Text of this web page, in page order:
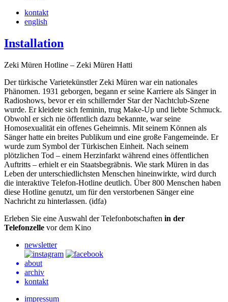
kontakt
english
Installation
Zeki Müren Hotline – Zeki Müren Hatti
Der türkische Varietekünstler Zeki Müren war ein nationales
Phänomen. 1931 geborgen, begann er seine Karriere als Sänger in
Radioshows, bevor er ein schillernder Star der Nachtclub-Szene
wurde. Er kleidete sich feminin, trug Make-Up und liebte Schmuck.
Obwohl er sich nie öffentlich dazu bekannte, war seine
Homosexualität ein offenes Geheimnis. Mit seinem Können als
Sänger hatte ein breites Publikum und eine große Fangemeinde. Er
wurde zum Symbol der Türkischen Einheit. Nach seinem
plötzlichen Tod – einem Herzinfarkt während eines öffentlichen
Auftritts – erhielt er ein Staatsbegräbnis. Wie stark Müren in das
Leben der unterschiedlichsten Menschen hineinwirkte, wird durch
die interaktive Telefon-Hotline deutlich. Über 800 Menschen haben
diese Hotline genutzt, um für den verstorbenen Sänger eine
Nachricht zu hinterlassen. (idfa)
Erleben Sie eine Auswahl der Telefonbotschaften in der
Telefonzelle vor dem Kino
newsletter
about
archiv
kontakt
impressum